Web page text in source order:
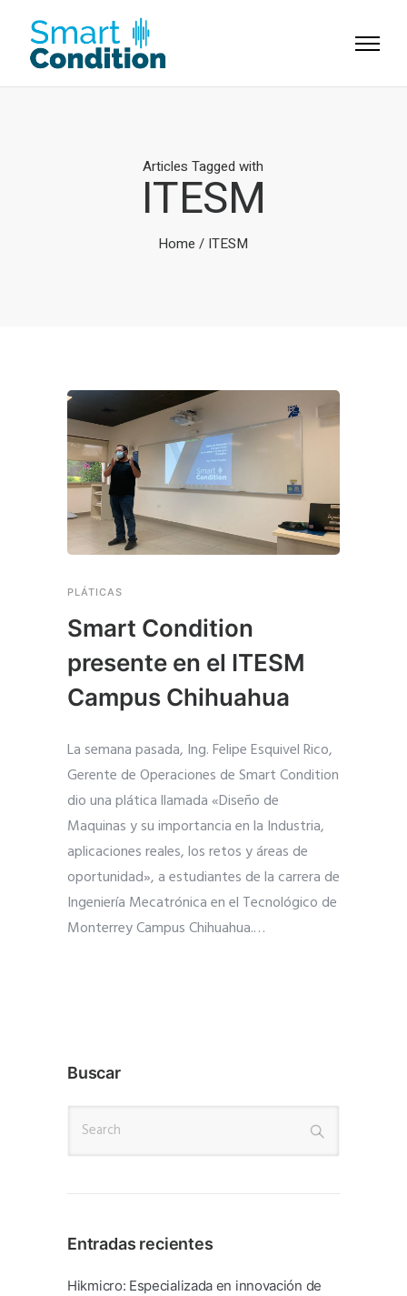
Articles Tagged with
ITESM
Home / ITESM
PLÁTICAS
Smart Condition
presente en el ITESM
Campus Chihuahua
La semana pasada, Ing. Felipe Esquivel Rico,
Gerente de Operaciones de Smart Condition
dio una plática llamada «Diseño de
Maquinas y su importancia en la Industria,
aplicaciones reales, los retos y áreas de
oportunidad», a estudiantes de la carrera de
Ingeniería Mecatrónica en el Tecnológico de
Monterrey Campus Chihuahua.…
Buscar
Entradas recientes
Hikmicro: Especializada en innovación de